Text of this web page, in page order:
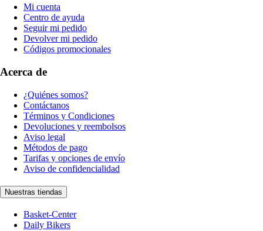
Mi cuenta
Centro de ayuda
Seguir mi pedido
Devolver mi pedido
Códigos promocionales
Acerca de
¿Quiénes somos?
Contáctanos
Términos y Condiciones
Devoluciones y reembolsos
Aviso legal
Métodos de pago
Tarifas y opciones de envío
Aviso de confidencialidad
Nuestras tiendas
Basket-Center
Daily Bikers